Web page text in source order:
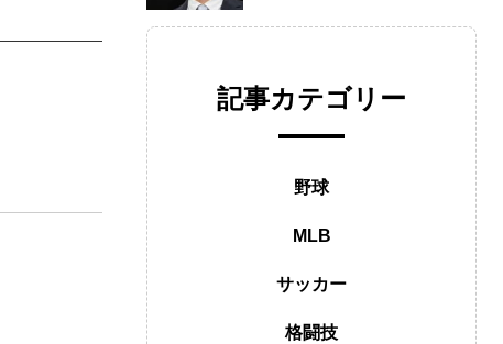
記事カテゴリー
野球
MLB
サッカー
格闘技